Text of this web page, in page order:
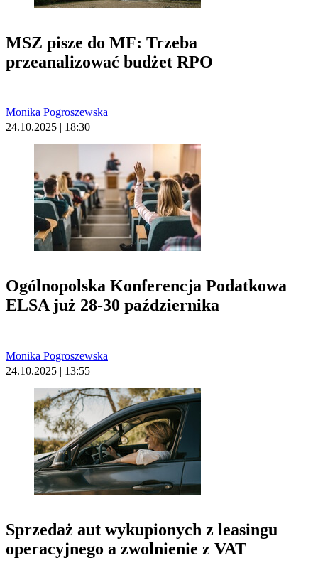
MSZ pisze do MF: Trzeba
przeanalizować budżet RPO
Monika Pogroszewska
24.10.2025 | 18:30
Ogólnopolska Konferencja Podatkowa
ELSA już 28-30 października
Monika Pogroszewska
24.10.2025 | 13:55
Sprzedaż aut wykupionych z leasingu
operacyjnego a zwolnienie z VAT